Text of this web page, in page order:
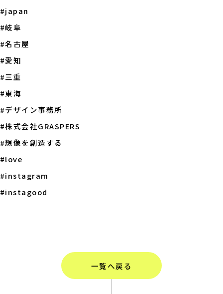
#japan
#岐阜
#名古屋
#愛知
#三重
#東海
#デザイン事務所
#株式会社GRASPERS
#想像を創造する
#love
#instagram
#instagood
一覧へ戻る